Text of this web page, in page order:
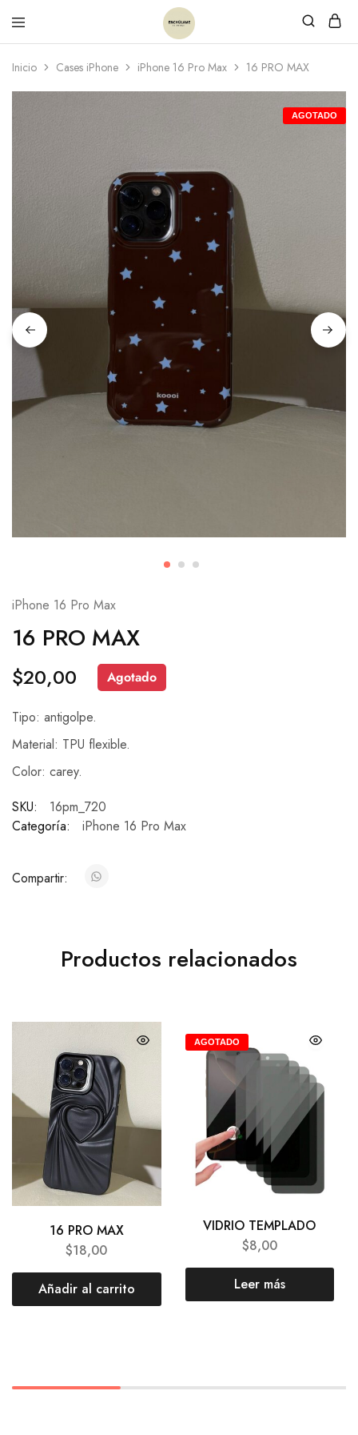
Inicio Cases iPhone iPhone 16 Pro Max 16 PRO MAX
AGOTADO
iPhone 16 Pro Max
16 PRO MAX
$20,00 Agotado
Tipo: antigolpe.
Material: TPU flexible.
Color: carey.
SKU:
16pm_720
Categoría:
iPhone 16 Pro Max
Compartir:
Productos relacionados
16 PRO MAX
$18,00
Añadir al carrito
AGOTADO
VIDRIO TEMPLADO
$8,00
Leer más